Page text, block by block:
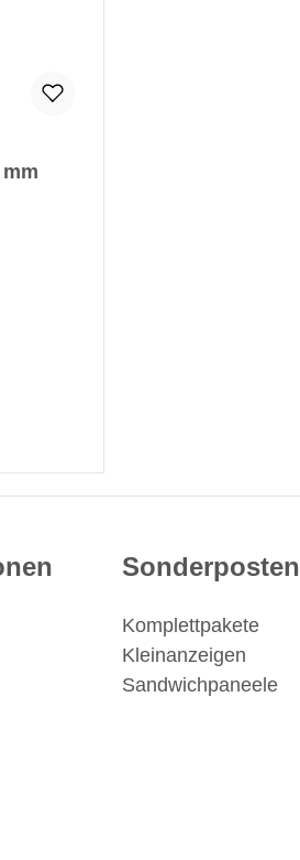
Sonderposten
Komplettpakete
Kleinanzeigen
Sandwichpaneele